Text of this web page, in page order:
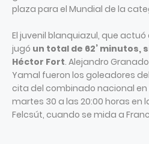
plaza para el Mundial de la
El juvenil blanquiazul, que
jugó un total de 62’ minutos,
Héctor Fort. Alejandro
Yamal fueron los goleadores
cita del combinado nacional en
martes 30 a las 20:00 horas en
Felcsút, cuando se mida a